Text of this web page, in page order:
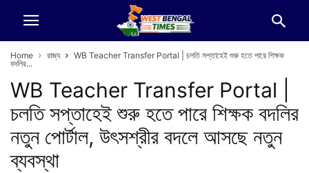
Home রাজ্য
WB Teacher Transfer Portal | চলতি সপ্তাহেই শুরু হতে পারে শিক্ষক
বদলির...
WB Teacher Transfer Portal |
চলতি সপ্তাহেই শুরু হতে পারে শিক্ষক বদলির
নতুন পোর্টাল, উৎসশ্রীর বদলে আসছে নতুন
ব্যবস্থা